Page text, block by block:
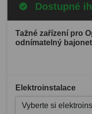
Dostupné
Tažné zařízení pro
odnímatelný
Elektroinstalace
Vyberte si